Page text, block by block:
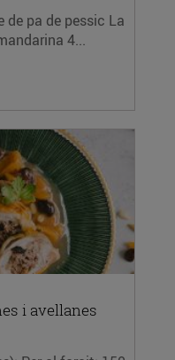
de pa de pessic La
4...
i avellanes